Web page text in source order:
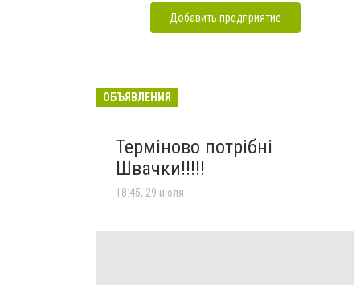
Добавить предприятие
ОБЪЯВЛЕНИЯ
Терміново потрібні
Швачки!!!!!
18:45, 29 июля